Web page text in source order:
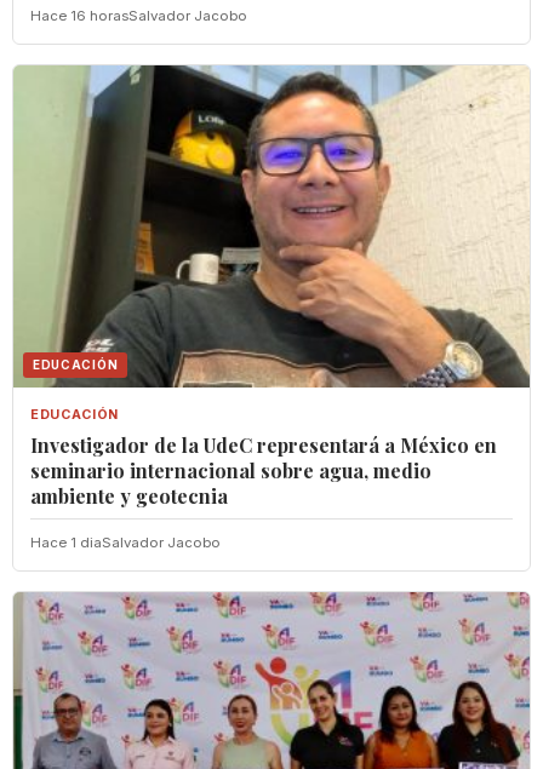
Hace 16 horasSalvador Jacobo
EDUCACIÓN
EDUCACIÓN
Investigador de la UdeC representará a México en
seminario internacional sobre agua, medio
ambiente y geotecnia
Hace 1 diaSalvador Jacobo